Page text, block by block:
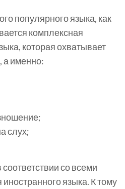
популярного языка, как
комплексная
которая охватывает
а именно:
слух;
со всеми
языка. К тому